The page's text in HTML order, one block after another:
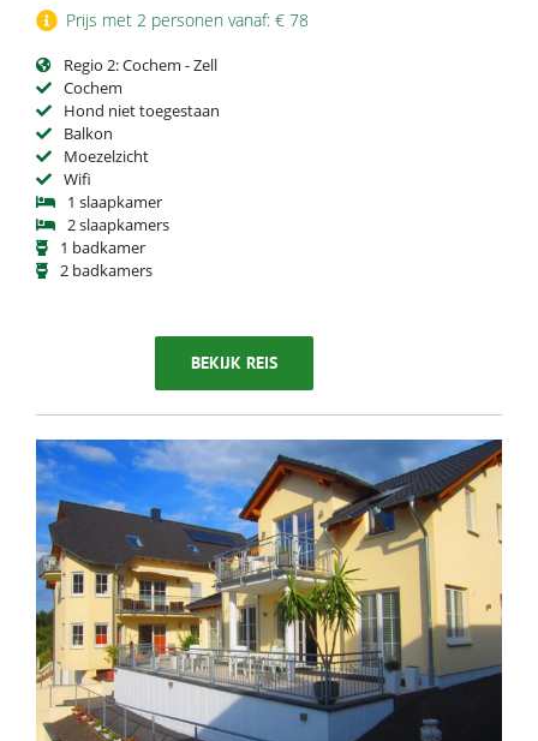
Prijs met 2 personen vanaf: € 78
Regio 2: Cochem - Zell
Cochem
Hond niet toegestaan
Balkon
Moezelzicht
Wifi
1 slaapkamer
2 slaapkamers
1 badkamer
2 badkamers
BEKIJK REIS